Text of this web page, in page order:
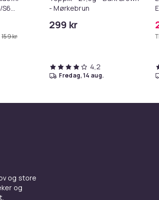
S6
S5/S60/S65/S6
159 kr
- Mørkebrun
299 kr
4,2
fredag, 14 aug.
og store
og